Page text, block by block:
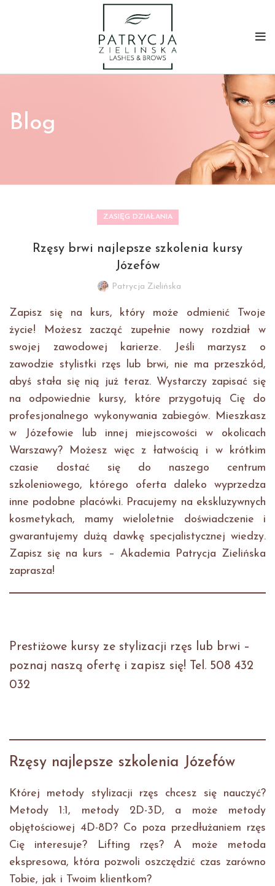
Blog
ZASIĘG DZIAŁANIA
Rzęsy brwi najlepsze szkolenia kursy
Józefów
Patrycja Zielińska
Zapisz się na kurs, który może odmienić Twoje
życie! Możesz zacząć zupełnie nowy rozdział w
swojej zawodowej karierze. Jeśli marzysz o
zawodzie stylistki rzęs lub brwi, nie ma przeszkód,
abyś stała się nią już teraz. Wystarczy zapisać się
na odpowiednie kursy, które przygotują Cię do
profesjonalnego wykonywania zabiegów. Mieszkasz
w Józefowie lub innej miejscowości w okolicach
Warszawy? Możesz więc z łatwością i w krótkim
czasie dostać się do naszego centrum
szkoleniowego, którego oferta daleko wyprzedza
inne podobne placówki. Pracujemy na ekskluzywnych
kosmetykach, mamy wieloletnie doświadczenie i
gwarantujemy dużą dawkę specjalistycznej wiedzy.
Zapisz się na kurs – Akademia Patrycja Zielińska
zaprasza!
Prestiżowe kursy ze stylizacji rzęs lub brwi –
poznaj naszą ofertę i zapisz się! Tel. 508 432
032
Rzęsy najlepsze szkolenia Józefów
Której metody stylizacji rzęs chcesz się nauczyć?
Metody 1:1, metody 2D-3D, a może metody
objętościowej 4D-8D? Co poza przedłużaniem rzęs
Cię interesuje? Lifting rzęs? A może metoda
ekspresowa, która pozwoli oszczędzić czas zarówno
Tobie, jak i Twoim klientkom?